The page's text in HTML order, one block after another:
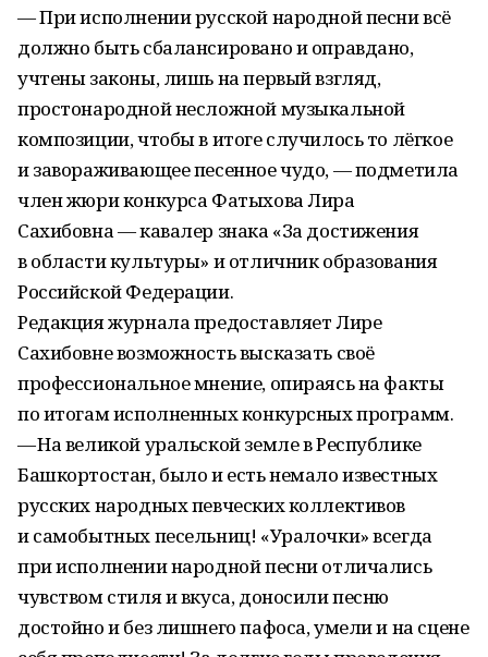
— При исполнении русской народной песни всё
должно быть сбалансировано и оправдано,
учтены законы, лишь на первый взгляд,
простонародной несложной музыкальной
композиции, чтобы в итоге случилось то лёгкое
и завораживающее песенное чудо, — подметила
член жюри конкурса Фатыхова Лира
Сахибовна — кавалер знака «За достижения
в области культуры» и отличник образования
Российской Федерации.
Редакция журнала предоставляет Лире
Сахибовне возможность высказать своё
профессиональное мнение, опираясь на факты
по итогам исполненных конкурсных программ.
— На великой уральской земле в Республике
Башкортостан, было и есть немало известных
русских народных певческих коллективов
и самобытных песельниц! «Уралочки» всегда
при исполнении народной песни отличались
чувством стиля и вкуса, доносили песню
достойно и без лишнего пафоса, умели и на сцене